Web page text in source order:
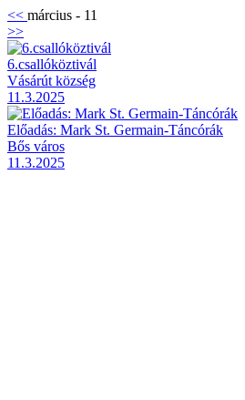
<< március - 11
>>
6.csallóköztivál
Vásárút község
11.3.2025
Előadás: Mark St. Germain-Táncórák
Bős város
11.3.2025